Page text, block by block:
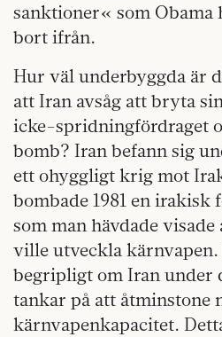
sanktioner« som
bort ifrån.
Hur väl underbyggda är
att Iran avsåg att bryta
icke-spridningfördraget
bomb? Iran befann sig
ett ohyggligt krig mot
bombade 1981 en
som man hävdade
ville utveckla
begripligt om Iran under
tankar på att åtminstone
kärnvapenkapacitet.